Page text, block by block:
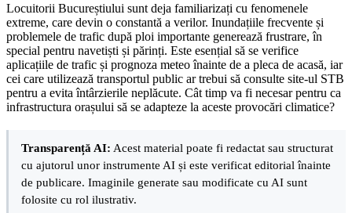
Locuitorii Bucureștiului sunt deja familiarizați cu fenomenele
extreme, care devin o constantă a verilor. Inundațiile frecvente și
problemele de trafic după ploi importante generează frustrare, în
special pentru navetiști și părinți. Este esențial să se verifice
aplicațiile de trafic și prognoza meteo înainte de a pleca de acasă, iar
cei care utilizează transportul public ar trebui să consulte site-ul STB
pentru a evita întârzierile neplăcute. Cât timp va fi necesar pentru ca
infrastructura orașului să se adapteze la aceste provocări climatice?
Transparență AI: Acest material poate fi redactat sau structurat
cu ajutorul unor instrumente AI și este verificat editorial înainte
de publicare. Imaginile generate sau modificate cu AI sunt
folosite cu rol ilustrativ.